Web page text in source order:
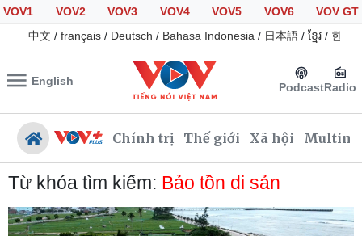
VOV1 VOV2 VOV3 VOV4 VOV5 VOV6
VOV GT
中文 / français / Deutsch / Bahasa Indonesia / 日本語 / ខ្មែរ / 한국
English PodcastRadio
Chính trị Thế giới Xã hội
Từ khóa tìm kiếm: Bảo tồn di sản